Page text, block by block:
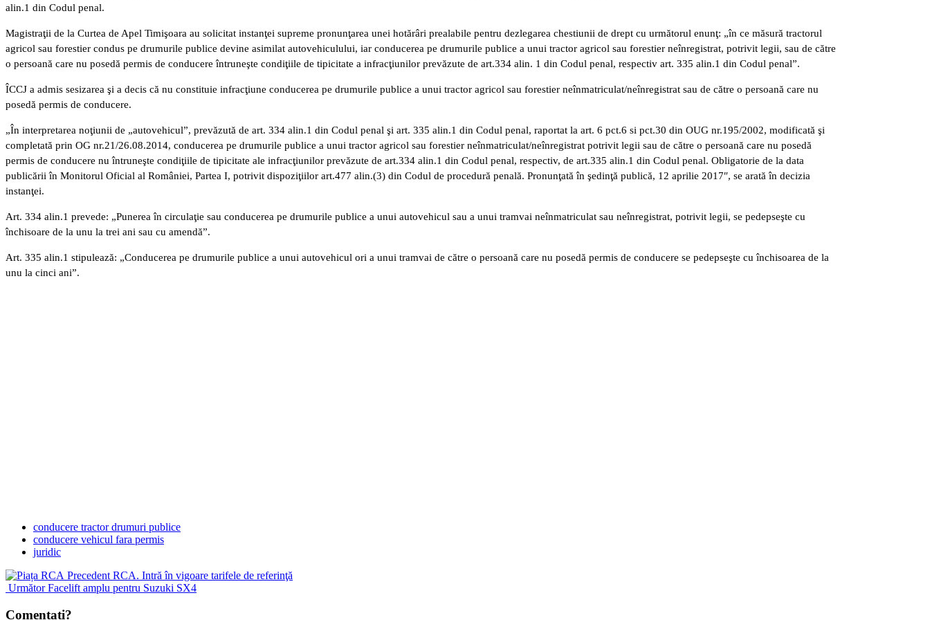
alin.1 din Codul penal.
Magistraţii de la Curtea de Apel Timişoara au solicitat instanţei supreme pronunţarea unei hotărâri prealabile pentru dezlegarea chestiunii de drept cu următorul enunţ: „în ce măsură tractorul
agricol sau forestier condus pe drumurile publice devine asimilat autovehiculului, iar conducerea pe drumurile publice a unui tractor agricol sau forestier neînregistrat, potrivit legii, sau de către
o persoană care nu posedă permis de conducere întruneşte condiţiile de tipicitate a infracţiunilor prevăzute de art.334 alin. 1 din Codul penal, respectiv art. 335 alin.1 din Codul penal”.
ÎCCJ a admis sesizarea şi a decis că nu constituie infracţiune conducerea pe drumurile publice a unui tractor agricol sau forestier neînmatriculat/neînregistrat sau de către o persoană care nu
posedă permis de conducere.
„În interpretarea noţiunii de „autovehicul”, prevăzută de art. 334 alin.1 din Codul penal şi art. 335 alin.1 din Codul penal, raportat la art. 6 pct.6 si pct.30 din OUG nr.195/2002, modificată şi
completată prin OG nr.21/26.08.2014, conducerea pe drumurile publice a unui tractor agricol sau forestier neînmatriculat/neînregistrat potrivit legii sau de către o persoană care nu posedă
permis de conducere nu întruneşte condiţiile de tipicitate ale infracţiunilor prevăzute de art.334 alin.1 din Codul penal, respectiv, de art.335 alin.1 din Codul penal. Obligatorie de la data
publicării în Monitorul Oficial al României, Partea I, potrivit dispoziţiilor art.477 alin.(3) din Codul de procedură penală. Pronunţată în şedinţă publică, 12 aprilie 2017″, se arată în decizia
instanţei.
Art. 334 alin.1 prevede: „Punerea în circulaţie sau conducerea pe drumurile publice a unui autovehicul sau a unui tramvai neînmatriculat sau neînregistrat, potrivit legii, se pedepseşte cu
închisoare de la unu la trei ani sau cu amendă”.
Art. 335 alin.1 stipulează: „Conducerea pe drumurile publice a unui autovehicul ori a unui tramvai de către o persoană care nu posedă permis de conducere se pedepseşte cu închisoarea de la
unu la cinci ani”.
conducere tractor drumuri publice
conducere vehicul fara permis
juridic
Precedent RCA. Intră în vigoare tarifele de referinţă
Următor Facelift amplu pentru Suzuki SX4
Comentați?